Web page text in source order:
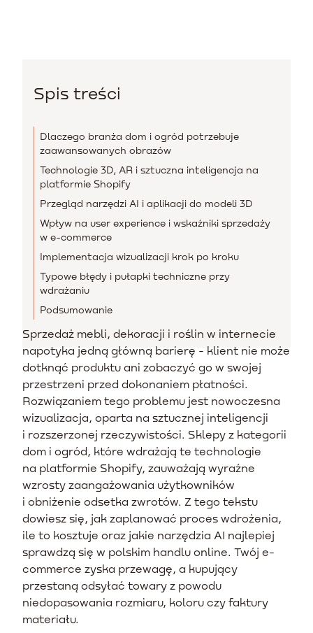
Spis treści
Dlaczego branża dom i ogród potrzebuje
zaawansowanych obrazów
Technologie 3D, AR i sztuczna inteligencja na
platformie Shopify
Przegląd narzędzi AI i aplikacji do modeli 3D
Wpływ na user experience i wskaźniki sprzedaży
w e-commerce
Implementacja wizualizacji krok po kroku
Typowe błędy i pułapki techniczne przy
wdrażaniu
Podsumowanie
Sprzedaż mebli, dekoracji i roślin w internecie
napotyka jedną główną barierę - klient nie może
dotknąć produktu ani zobaczyć go w swojej
przestrzeni przed dokonaniem płatności.
Rozwiązaniem tego problemu jest nowoczesna
wizualizacja, oparta na sztucznej inteligencji
i rozszerzonej rzeczywistości. Sklepy z kategorii
dom i ogród, które wdrażają te technologie
na platformie Shopify, zauważają wyraźne
wzrosty zaangażowania użytkowników
i obniżenie odsetka zwrotów. Z tego tekstu
dowiesz się, jak zaplanować proces wdrożenia,
ile to kosztuje oraz jakie narzędzia AI najlepiej
sprawdzą się w polskim handlu online. Twój e-
commerce zyska przewagę, a kupujący
przestaną odsyłać towary z powodu
niedopasowania rozmiaru, koloru czy faktury
materiału.